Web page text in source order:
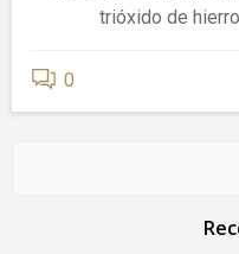
trióxido de
0